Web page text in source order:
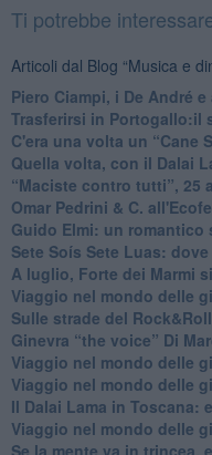
Ti potrebbe
Articoli dal Blog “Musica e
​Piero Ciampi, i De André
​Trasferirsi in Portogallo:il
​C'era una volta un “Cane
Quella volta, con il Dalai
​“Maciste contro tutti”, 25
​Omar Pedrini & C.
Guido Elmi: un romantico
Sete Soís Sete Luas:
​A luglio, Forte dei Marmi
Viaggio nel mondo delle
Sulle strade del
​Ginevra “the voice” Di
Viaggio nel mondo delle
​Viaggio nel mondo delle
Il Dalai Lama in Toscana:
Viaggio nel mondo delle